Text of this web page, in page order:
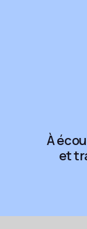
À
et